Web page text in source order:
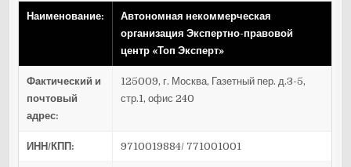
Наименование:
Автономная некоммерческая
организация Экспертно-правовой
центр «Топ Эксперт»
Фактический и
почтовый
адрес:
125009, г. Москва, Газетный пер. д.3-5,
стр.1, офис 240
ИНН/КПП: 9710019884/ 771001001